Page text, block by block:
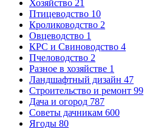
Хозяйство 21
Птицеводство 10
Кролиководство 2
Овцеводство 1
КРС и Свиноводство 4
Пчеловодство 2
Разное в хозяйстве 1
Ландшафтный дизайн 47
Строительство и ремонт 99
Дача и огород 787
Советы дачникам 600
Ягоды 80